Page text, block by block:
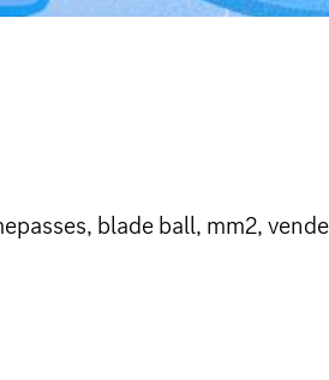
blade ball, mm2,